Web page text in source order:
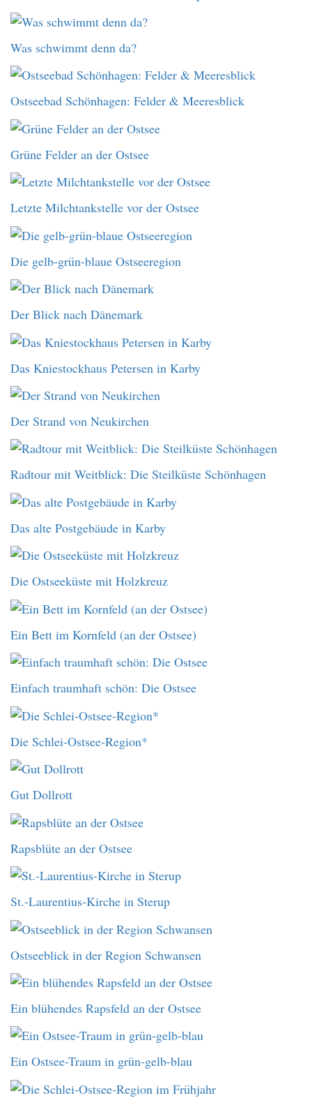
Was schwimmt denn da?
Ostseebad Schönhagen: Felder & Meeresblick
Grüne Felder an der Ostsee
Letzte Milchtankstelle vor der Ostsee
Die gelb-grün-blaue Ostseeregion
Der Blick nach Dänemark
Das Kniestockhaus Petersen in Karby
Der Strand von Neukirchen
Radtour mit Weitblick: Die Steilküste Schönhagen
Das alte Postgebäude in Karby
Die Ostseeküste mit Holzkreuz
Ein Bett im Kornfeld (an der Ostsee)
Einfach traumhaft schön: Die Ostsee
Die Schlei-Ostsee-Region*
Gut Dollrott
Rapsblüte an der Ostsee
St.-Laurentius-Kirche in Sterup
Ostseeblick in der Region Schwansen
Ein blühendes Rapsfeld an der Ostsee
Ein Ostsee-Traum in grün-gelb-blau